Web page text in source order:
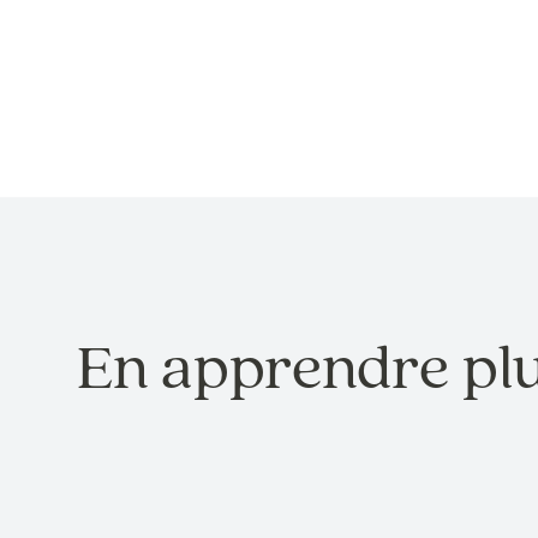
En apprendre